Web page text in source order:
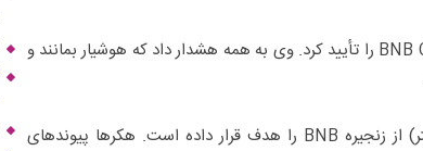
CZ ، بنیانگذار Binance ، بلافاصله BNB Chain X Hack را تأیید کرد. وی به همه هشدار داد که هوشیار بمانند و
این هک حساب رسمی انگلیسی X (که قبلاً توییتر) از زنجیره BNB را هدف قرار داده است. هکرها پیوندهای